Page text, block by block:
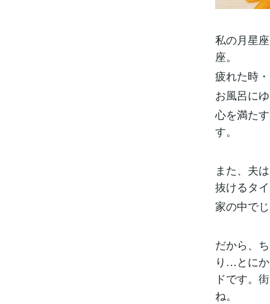
私の月星
座。
疲れた時
お風呂に
心を満た
す。
また、夫
抜けるタ
家の中で
だから、
り…とに
ドです。
ね。